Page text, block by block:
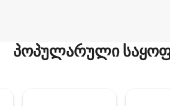
პოპულარული